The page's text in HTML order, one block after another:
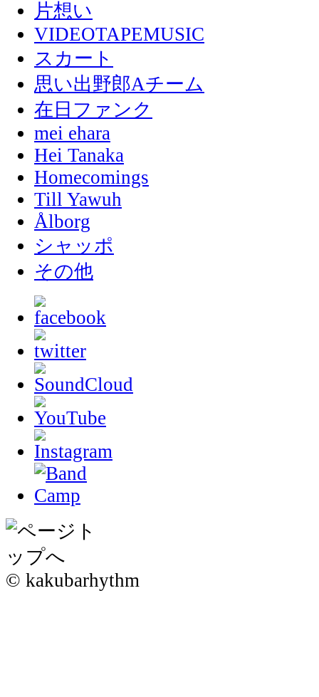
片想い
VIDEOTAPEMUSIC
スカート
思い出野郎Aチーム
在日ファンク
mei ehara
Hei Tanaka
Homecomings
Till Yawuh
Ålborg
シャッポ
その他
© kakubarhythm